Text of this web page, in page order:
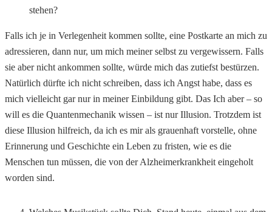
stehen?
Falls ich je in Verlegenheit kommen sollte, eine Postkarte an mich zu
adressieren, dann nur, um mich meiner selbst zu vergewissern. Falls
sie aber nicht ankommen sollte, würde mich das zutiefst bestürzen.
Natürlich dürfte ich nicht schreiben, dass ich Angst habe, dass es
mich vielleicht gar nur in meiner Einbildung gibt. Das Ich aber – so
will es die Quantenmechanik wissen – ist nur Illusion. Trotzdem ist
diese Illusion hilfreich, da ich es mir als grauenhaft vorstelle, ohne
Erinnerung und Geschichte ein Leben zu fristen, wie es die
Menschen tun müssen, die von der Alzheimerkrankheit eingeholt
worden sind.